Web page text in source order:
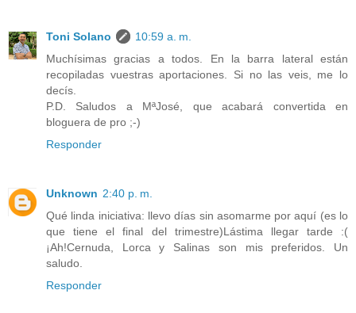
Toni Solano
10:59 a. m.
Muchísimas gracias a todos. En la barra lateral están
recopiladas vuestras aportaciones. Si no las veis, me lo
decís.
P.D. Saludos a MªJosé, que acabará convertida en
bloguera de pro ;-)
Responder
Unknown 2:40 p. m.
Qué linda iniciativa: llevo días sin asomarme por aquí (es lo
que tiene el final del trimestre)Lástima llegar tarde :(
¡Ah!Cernuda, Lorca y Salinas son mis preferidos. Un
saludo.
Responder